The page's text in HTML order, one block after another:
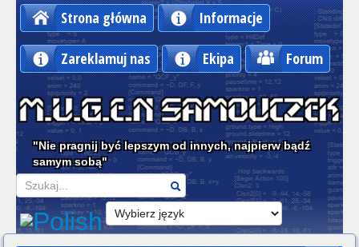
Strona główna Informacje
Zareklamuj nas Ekipa Forum
"Nie pragnij być lepszym od innych, najpierw bądź
samym sobą"
Szukaj